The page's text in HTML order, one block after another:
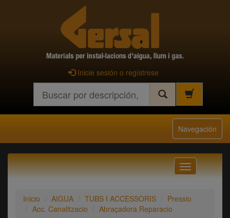
Inicie sesión o regístrese
Navegación
Navegación
Inicio AIGUA TUBS I ACCESSORIS
Pressio
Acc. Canalitzacio
Abraçadora Reparacio